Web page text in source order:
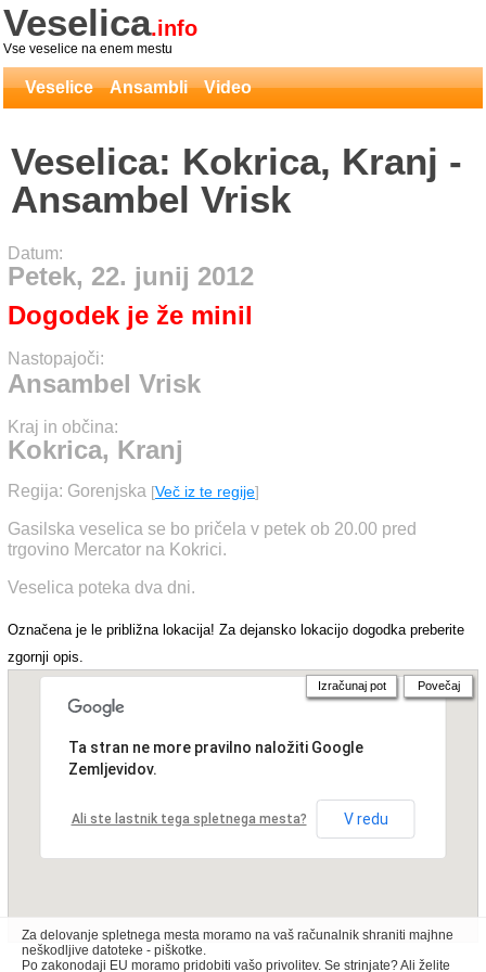
Veselica.info
Vse veselice na enem mestu
Veselice Ansambli Video
Veselica: Kokrica, Kranj -
Ansambel Vrisk
Datum:
Petek, 22. junij 2012
Dogodek je že minil
Nastopajoči:
Ansambel Vrisk
Kraj in občina:
Kokrica, Kranj
Regija: Gorenjska [Več iz te regije]
Gasilska veselica se bo pričela v petek ob 20.00 pred
trgovino Mercator na Kokrici.
Veselica poteka dva dni.
Označena je le približna lokacija! Za dejansko lokacijo dogodka preberite
zgornji opis.
Ta stran ne more pravilno naložiti Google
Zemljevidov.
Ali ste lastnik tega spletnega mesta? V redu
Izračunaj pot Povečaj
Za delovanje spletnega mesta moramo na vaš računalnik shraniti majhne
neškodljive datoteke - piškotke.
Po zakonodaji EU moramo pridobiti vašo privolitev. Se strinjate? Ali želite